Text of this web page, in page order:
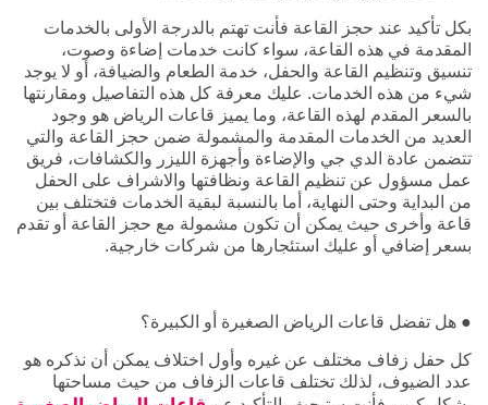
بكل تأكيد عند حجز القاعة فأنت تهتم بالدرجة الأولى بالخدمات
المقدمة في هذه القاعة، سواء كانت خدمات إضاءة وصوت،
تنسيق وتنظيم القاعة والحفل، خدمة الطعام والضيافة، أو لا يوجد
شيء من هذه الخدمات. عليك معرفة كل هذه التفاصيل ومقارنتها
بالسعر المقدم لهذه القاعة، وما يميز قاعات الرياض هو وجود
العديد من الخدمات المقدمة والمشمولة ضمن حجز القاعة والتي
تتضمن عادة الدي جي والإضاءة وأجهزة الليزر والكشافات، فريق
عمل مسؤول عن تنظيم القاعة ونظافتها والاشراف على الحفل
من البداية وحتى النهاية، أما بالنسبة لبقية الخدمات فتختلف بين
قاعة وأخرى حيث يمكن أن تكون مشمولة مع حجز القاعة أو تقدم
بسعر إضافي أو عليك استئجارها من شركات خارجية.
● هل تفضل قاعات الرياض الصغيرة أو الكبيرة؟
كل حفل زفاف مختلف عن غيره وأول اختلاف يمكن أن نذكره هو
عدد الضيوف، لذلك تختلف قاعات الزفاف من حيث مساحتها